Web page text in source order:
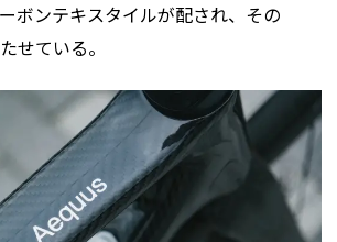
ボンテキスタイルが配され、その
せている。